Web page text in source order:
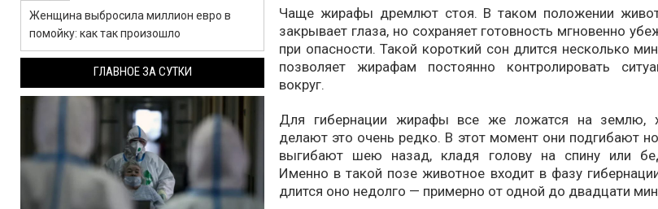
Чаще жирафы дремлют стоя. В таком положении
закрывает глаза, но сохраняет готовность мгновенно
при опасности. Такой короткий сон длится несколько
позволяет жирафам постоянно контролировать
вокруг.
Для гибернации жирафы все же ложатся на землю,
делают это очень редко. В этот момент они подгибают
выгибают шею назад, кладя голову на спину или
Именно в такой позе животное входит в фазу
длится оно недолго — примерно от одной до двадцати
Женщина выбросила миллион евро в
помойку: как так произошло
ГЛАВНОЕ ЗА СУТКИ